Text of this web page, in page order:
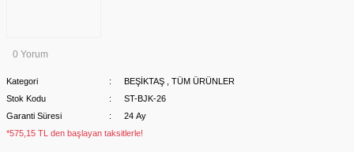
0 Yorum
Kategori BEŞİKTAŞ
TÜM ÜRÜNLER
Stok Kodu
ST-BJK-26
Garanti Süresi
24 Ay
*575,15 TL den başlayan taksitlerle!